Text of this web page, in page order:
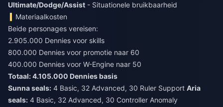
Ultimate/Dodge/Assist - Situationele bruikbaarheid
Materiaalkosten
Beide personages vereisen:
2.905.000 Dennies voor skills
800.000 Dennies voor promotie naar 60
400.000 Dennies voor W-Engine naar 50
Totaal: 4.105.000 Dennies basis
Sunna seals: 4 Basic, 32 Advanced, 30 Ruler Support Aria
seals: 4 Basic, 32 Advanced, 30 Controller Anomaly